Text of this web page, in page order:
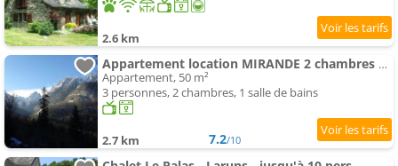
2.6 km
Appartement location MIRANDE 2 chambres 4 couchages 9 quartier Pon
Appartement, 50 m²
3 personnes, 2 chambres, 1 salle de bains
2.7 km 7.2/10